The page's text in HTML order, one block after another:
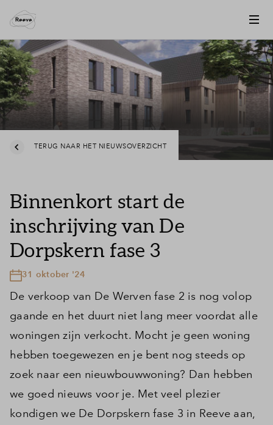
TERUG NAAR HET NIEUWSOVERZICHT
Binnenkort start de
inschrijving van De
Dorpskern fase 3
31 oktober '24
De verkoop van De Werven fase 2 is nog volop
gaande en het duurt niet lang meer voordat alle
woningen zijn verkocht. Mocht je geen woning
hebben toegewezen en je bent nog steeds op
zoek naar een nieuwbouwwoning? Dan hebben
we goed nieuws voor je. Met veel plezier
kondigen we De Dorpskern fase 3 in Reeve aan,